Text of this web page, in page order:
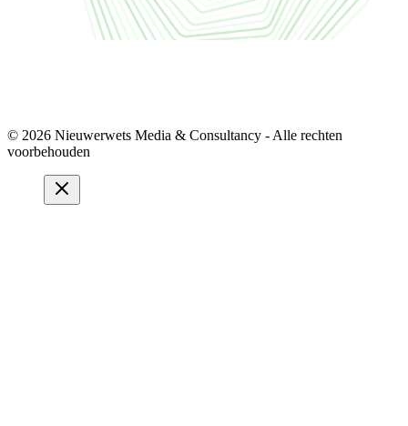
© 2026 Nieuwerwets Media & Consultancy - Alle rechten
voorbehouden